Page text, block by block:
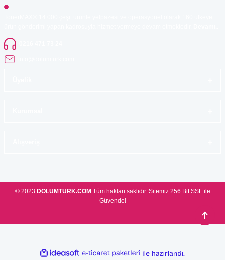
© 2023 DOLUMTURK.COM Tüm hakları saklıdır. Sitemiz 256 Bit SSL ile
Güvende!
ideasoft
e-